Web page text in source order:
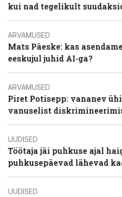
kui nad tegelikult
ARVAMUSED
Mats Päeske: kas
eeskujul juhid AI-ga?
ARVAMUSED
Piret Potisepp: vananev
vanuselist
UUDISED
Töötaja jäi puhkuse ajal
puhkusepäevad lähevad
UUDISED